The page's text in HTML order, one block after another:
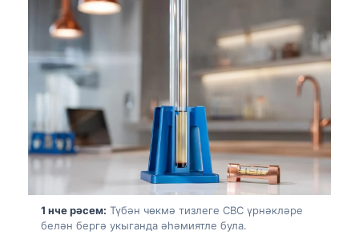
1 нче рәсем: Түбән чөкмә тизлеге CBC үрнәкләре
белән бергә укыганда әһәмиятле була.